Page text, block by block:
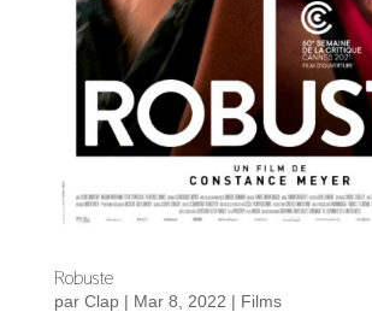
Robuste
par Clap| Mar 8, 2022 | Films